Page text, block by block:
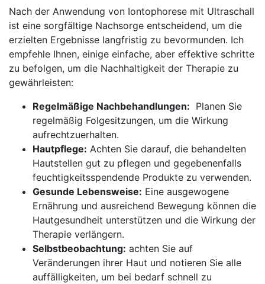
Nach ⁤der Anwendung⁢ von Iontophorese mit Ultraschall
ist eine sorgfältige Nachsorge entscheidend,⁢ um die
erzielten Ergebnisse langfristig zu⁣ bevormunden.​ Ich
⁣empfehle Ihnen, einige einfache, ​aber effektive schritte
zu befolgen, um die Nachhaltigkeit der Therapie zu
⁣gewährleisten:
Regelmäßige Nachbehandlungen: ​ Planen Sie
regelmäßig ⁢Folgesitzungen, um die Wirkung​
aufrechtzuerhalten.
Hautpflege: Achten Sie darauf, die behandelten‍
Hautstellen gut zu pflegen⁤ und gegebenenfalls
feuchtigkeitsspendende Produkte ​zu verwenden.
Gesunde‌ Lebensweise: Eine ausgewogene
Ernährung und ausreichend Bewegung können die⁤
Hautgesundheit unterstützen ‍und die Wirkung ‍der​
Therapie verlängern.
Selbstbeobachtung: achten Sie auf
Veränderungen ihrer Haut und notieren Sie alle
auffälligkeiten, um bei ⁤bedarf schnell zu